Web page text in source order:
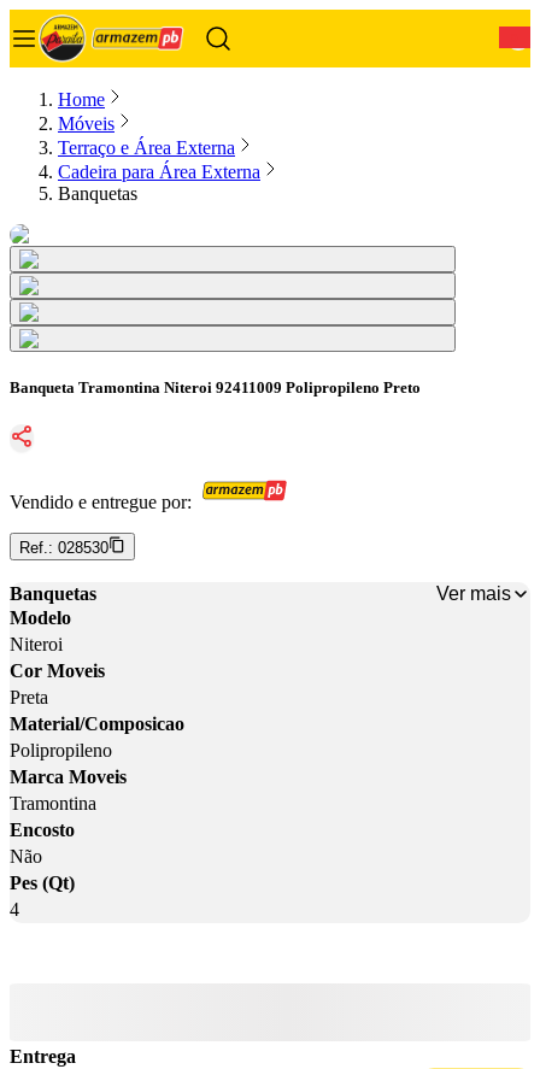
Home
Móveis
Terraço e Área Externa
Cadeira para Área Externa
Banquetas
Banqueta Tramontina Niteroi 92411009 Polipropileno Preto
Vendido e entregue por:
Ref.: 028530
Banquetas
Ver mais
Modelo
Niteroi
Cor Moveis
Preta
Material/Composicao
Polipropileno
Marca Moveis
Tramontina
Encosto
Não
Pes (Qt)
4
Entrega